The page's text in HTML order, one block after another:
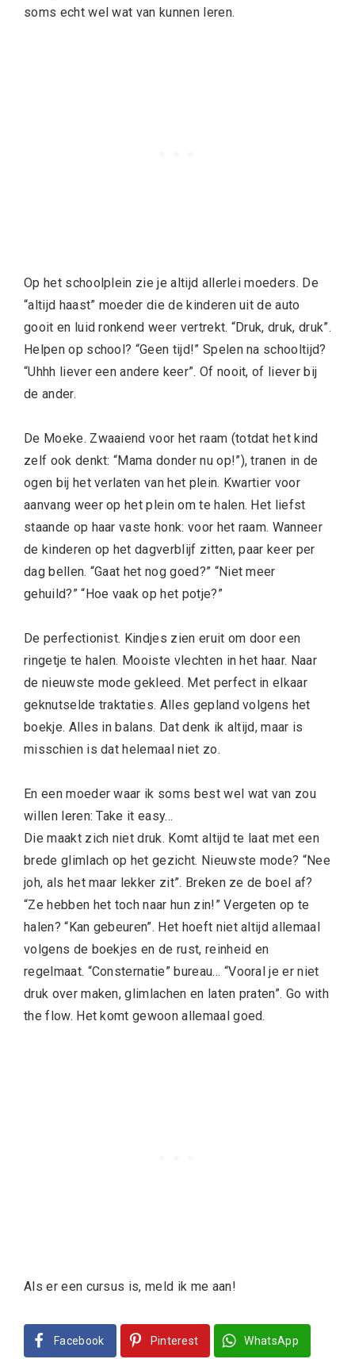
soms echt wel wat van kunnen leren.
Op het schoolplein zie je altijd allerlei moeders. De
“altijd haast” moeder die de kinderen uit de auto
gooit en luid ronkend weer vertrekt. “Druk, druk, druk”.
Helpen op school? “Geen tijd!” Spelen na schooltijd?
“Uhhh liever een andere keer”. Of nooit, of liever bij
de ander.
De Moeke. Zwaaiend voor het raam (totdat het kind
zelf ook denkt: “Mama donder nu op!”), tranen in de
ogen bij het verlaten van het plein. Kwartier voor
aanvang weer op het plein om te halen. Het liefst
staande op haar vaste honk: voor het raam. Wanneer
de kinderen op het dagverblijf zitten, paar keer per
dag bellen. “Gaat het nog goed?” “Niet meer
gehuild?” “Hoe vaak op het potje?”
De perfectionist. Kindjes zien eruit om door een
ringetje te halen. Mooiste vlechten in het haar. Naar
de nieuwste mode gekleed. Met perfect in elkaar
geknutselde traktaties. Alles gepland volgens het
boekje. Alles in balans. Dat denk ik altijd, maar is
misschien is dat helemaal niet zo.
En een moeder waar ik soms best wel wat van zou
willen leren: Take it easy…
Die maakt zich niet druk. Komt altijd te laat met een
brede glimlach op het gezicht. Nieuwste mode? “Nee
joh, als het maar lekker zit”. Breken ze de boel af?
“Ze hebben het toch naar hun zin!” Vergeten op te
halen? “Kan gebeuren”. Het hoeft niet altijd allemaal
volgens de boekjes en de rust, reinheid en
regelmaat. “Consternatie” bureau… “Vooral je er niet
druk over maken, glimlachen en laten praten”. Go with
the flow. Het komt gewoon allemaal goed.
Als er een cursus is, meld ik me aan!
Facebook Pinterest WhatsApp